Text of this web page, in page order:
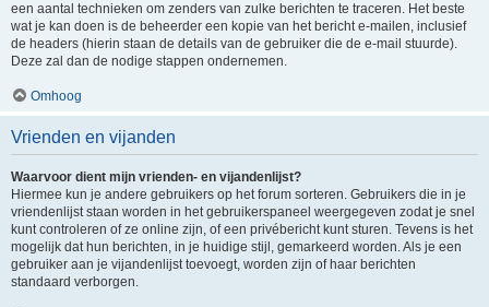
een aantal technieken om zenders van zulke berichten te traceren. Het beste
wat je kan doen is de beheerder een kopie van het bericht e-mailen, inclusief
de headers (hierin staan de details van de gebruiker die de e-mail stuurde).
Deze zal dan de nodige stappen ondernemen.
Omhoog
Vrienden en vijanden
Waarvoor dient mijn vrienden- en vijandenlijst?
Hiermee kun je andere gebruikers op het forum sorteren. Gebruikers die in je
vriendenlijst staan worden in het gebruikerspaneel weergegeven zodat je snel
kunt controleren of ze online zijn, of een privébericht kunt sturen. Tevens is het
mogelijk dat hun berichten, in je huidige stijl, gemarkeerd worden. Als je een
gebruiker aan je vijandenlijst toevoegt, worden zijn of haar berichten
standaard verborgen.